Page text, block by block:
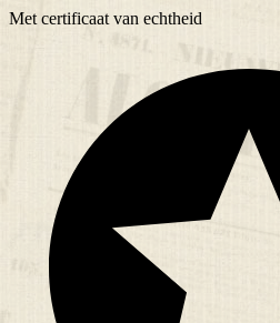
Met certificaat van echtheid